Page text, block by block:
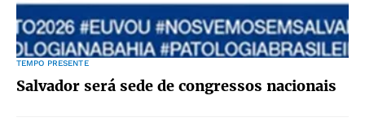
TEMPO PRESENTE
Salvador será sede de congressos nacionais